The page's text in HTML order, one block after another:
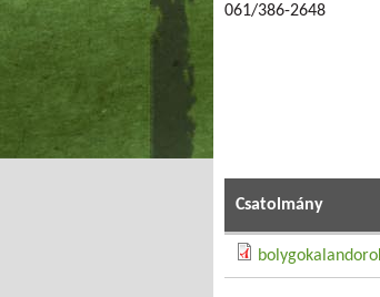
061/386-2648
Csatolmány